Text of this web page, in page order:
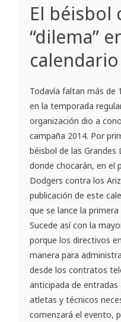
El béisbol
“dilema”
calendario
Todavía faltan más de
en la temporada
organización dio a
campaña 2014. Por
béisbol de las Grandes
donde chocarán, en el
Dodgers contra los
publicación de este
que se lance la
Sucede así con la
porque los directivos
manera para
desde los contratos
anticipada de
atletas y técnicos
comenzará el evento,